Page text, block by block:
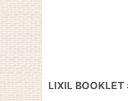
LIXIL BOOKLET